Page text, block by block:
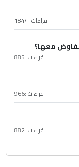
قراءات :1844
معها؟
قراءات :885
قراءات :966
قراءات :882